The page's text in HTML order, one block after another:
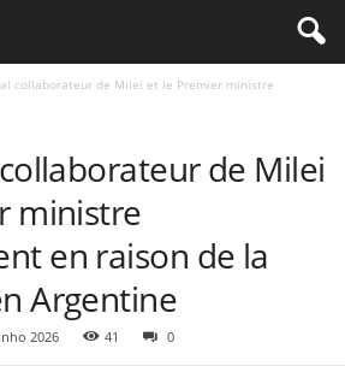
collaborateur de Milei et le Premier ministre
de Milei
ministre
en raison de la
Argentine
2026 41 0